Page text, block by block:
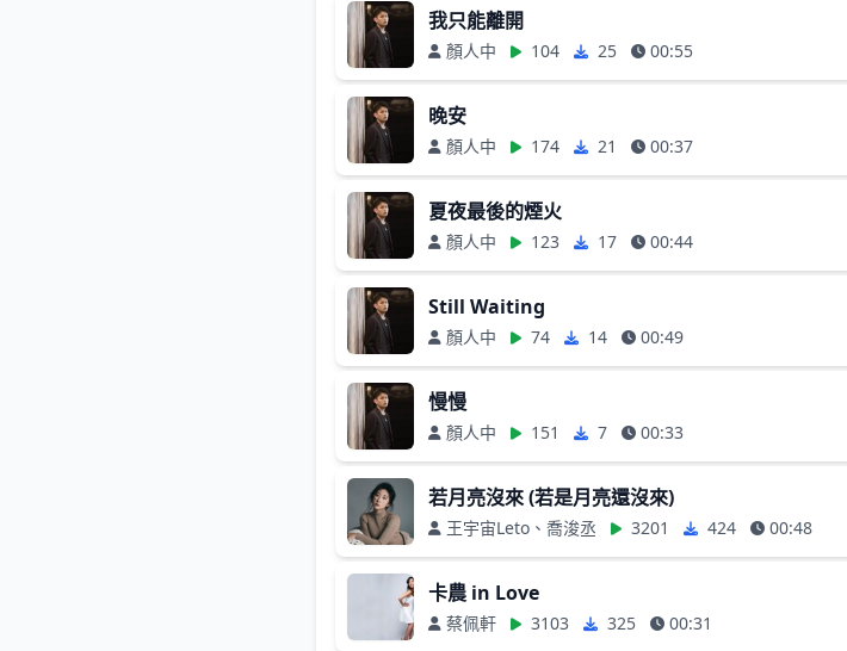
我只能離開
顏人中 104 25 00:55
晚安
顏人中 174 21 00:37
夏夜最後的煙火
顏人中 123 17 00:44
Still Waiting
顏人中 74 14 00:49
慢慢
顏人中 151 7 00:33
若月亮沒來 (若是月亮還沒來)
王宇宙Leto、喬浚丞 3201 424 00:48
卡農 in Love
蔡佩軒 3103 325 00:31